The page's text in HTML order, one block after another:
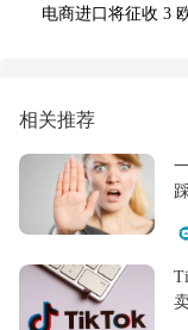
电商进口将征收 3
相关推荐